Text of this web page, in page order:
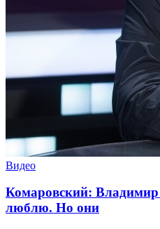
Видео
Комаровский: Владимир
люблю. Но они